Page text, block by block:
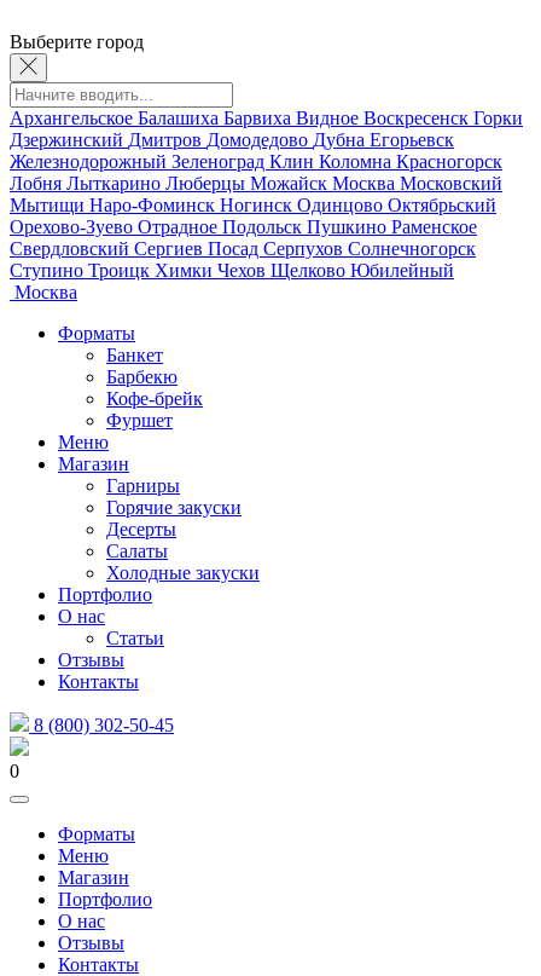
Выберите город
Архангельское Балашиха Барвиха Видное Воскресенск Горки
Дзержинский Дмитров Домодедово Дубна Егорьевск
Железнодорожный Зеленоград Клин Коломна Красногорск
Лобня Лыткарино Люберцы Можайск Москва Московский
Мытищи Наро-Фоминск Ногинск Одинцово Октябрьский
Орехово-Зуево Отрадное Подольск Пушкино Раменское
Свердловский Сергиев Посад Серпухов Солнечногорск
Ступино Троицк Химки Чехов Щелково Юбилейный
Москва
Форматы
Банкет
Барбекю
Кофе-брейк
Фуршет
Меню
Магазин
Гарниры
Горячие закуски
Десерты
Салаты
Холодные закуски
Портфолио
О нас
Статьи
Отзывы
Контакты
8 (800) 302-50-45
0
Форматы
Меню
Магазин
Портфолио
О нас
Отзывы
Контакты